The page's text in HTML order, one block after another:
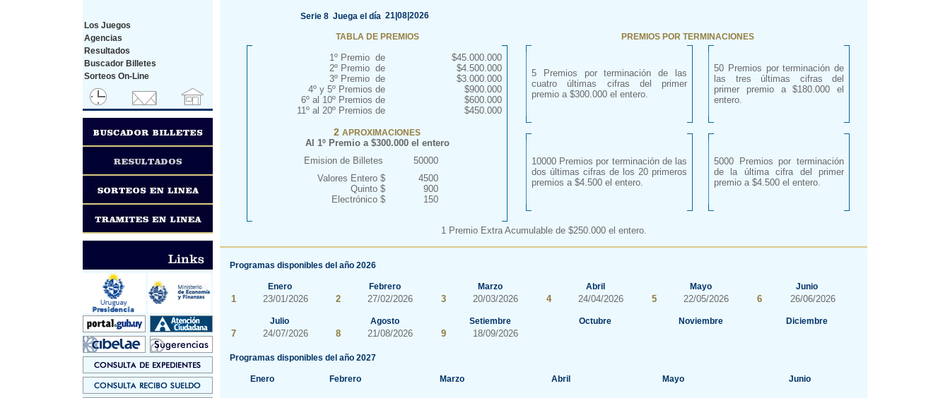
Los Juegos
Agencias
Resultados
Buscador Billetes
Sorteos On-Line
21|08|2026
Serie 8 Juega el día
TABLA DE PREMIOS
1º Premio de
$45.000.000
2º Premio de
$4.500.000
3º Premio de
$3.000.000
4º y 5º Premios de
$900.000
6º al 10º Premios de
$600.000
11º al 20º Premios de
$450.000
2 APROXIMACIONES
Al 1º Premio a $300.000 el entero
Emision de Billetes
50000
Valores Entero $
4500
Quinto $
900
Electrónico $
150
PREMIOS POR TERMINACIONES
5 Premios por terminación de las
cuatro últimas cifras del primer
premio a $300.000 el entero.
50 Premios por terminación de
las tres últimas cifras del
primer premio a $180.000 el
entero.
10000 Premios por terminación de las
dos últimas cifras de los 20 primeros
premios a $4.500 el entero.
5000 Premios por terminación
de la última cifra del primer
premio a $4.500 el entero.
1 Premio Extra Acumulable de $250.000 el entero.
Programas disponibles del año 2026
Enero Febrero Marzo Abril Mayo Junio
1 23/01/2026 2 27/02/2026 3 20/03/2026 4 24/04/2026 5 22/05/2026 6 26/06/2026
Julio Agosto Setiembre Octubre Noviembre Diciembre
7 24/07/2026 8 21/08/2026 9 18/09/2026
Programas disponibles del año 2027
Enero Febrero Marzo Abril Mayo Junio